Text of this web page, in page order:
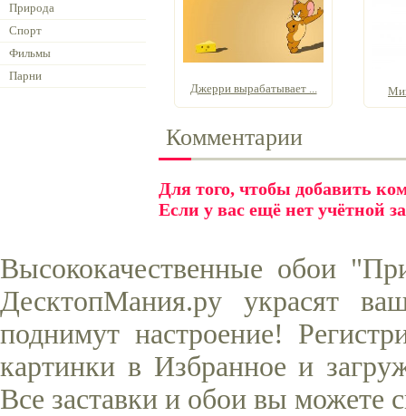
Природа
Спорт
Фильмы
Парни
Джерри вырабатывает ...
Комментарии
Для того, чтобы добавить
Если у вас ещё нет учётной
Высококачественные обои
ДесктопМания.ру украсят
поднимут настроение!
картинки в Избранное и
Все заставки и обои вы можете